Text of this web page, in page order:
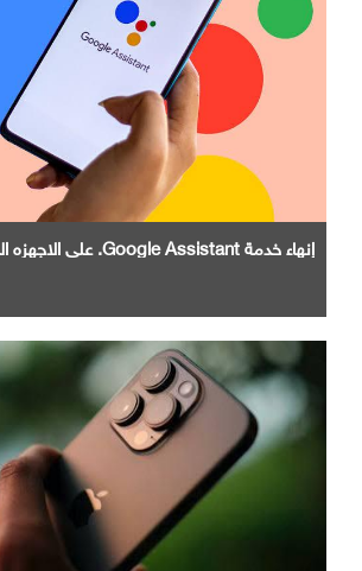
إنهاء خدمة Google Assistant. علي الاجهزه المؤهله